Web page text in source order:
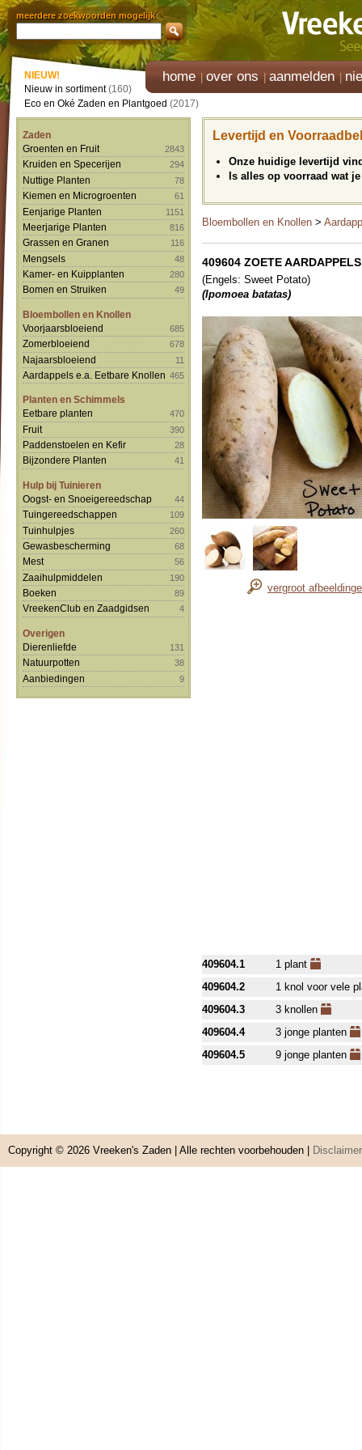
meerdere zoekwoorden mogelijk
home over ons aanmelden
NIEUW!
Nieuw in sortiment(160)
Eco en Oké Zaden en Plantgoed (2017)
Zaden
Groenten en Fruit
2843
Kruiden en Specerijen 294
Nuttige Planten 78
Kiemen en Microgroenten 61
Eenjarige Planten 1151
Meerjarige Planten 816
Grassen en Granen 116
Mengsels 48
Kamer- en Kuipplanten 280
Bomen en Struiken 49
Bloembollen en Knollen
Voorjaarsbloeiend
685
Zomerbloeiend 678
Najaarsbloeiend 11
Aardappels e.a. Eetbare Knollen 465
Planten en Schimmels
Eetbare planten
470
Fruit 390
Paddenstoelen en Kefir 28
Bijzondere Planten 41
Hulp bij Tuinieren
Oogst- en Snoeigereedschap
44
Tuingereedschappen 109
Tuinhulpjes 260
Gewasbescherming 68
Mest 56
Zaaihulpmiddelen 190
Boeken 89
VreekenClub en Zaadgidsen 4
Overigen
Dierenliefde
131
Natuurpotten 38
Aanbiedingen 9
Levertijd en
Onze huidige levertijd
Is alles op voorraad wat
Bloembollen en Knollen >
409604 ZOETE
(Engels: Sweet Potato)
(Ipomoea batatas)
vergroot
409604.1
1 plant
409604.2
1 knol voor vele
409604.3
3 knollen
409604.4
3 jonge planten
409604.5
9 jonge planten
Copyright © 2026 Vreeken's Zaden | Alle rechten voorbehouden | Disclaimer